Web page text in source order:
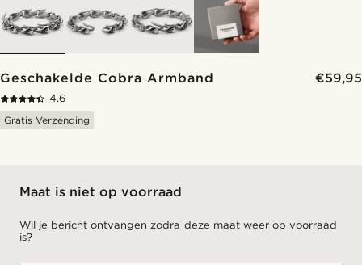
Geschakelde Cobra Armband €59,95
4.6
Gratis Verzending
Maat is niet op voorraad
Wil je bericht ontvangen zodra deze maat weer op voorraad
is?